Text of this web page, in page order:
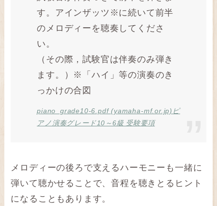
す。アインザッツ※に続いて前半
のメロディーを聴奏してくださ
い。
（その際，試験官は伴奏のみ弾き
ます。）※「ハイ」等の演奏のき
っかけの合図
piano_grade10-6.pdf (yamaha-mf.or.jp) ピ
アノ演奏グレード10～6級 受験要項
メロディーの後ろで支えるハーモニーも一緒に
弾いて聴かせることで、音程を聴きとるヒント
になることもあります。